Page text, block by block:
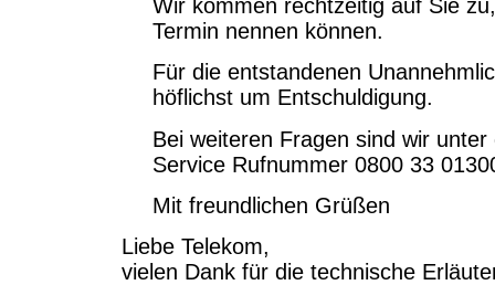
Wir kommen rechtzeitig auf Sie
Termin nennen können.
Für die entstandenen
höflichst um Entschuldigung.
Bei weiteren Fragen sind wir
Service Rufnummer 0800 33
Mit freundlichen Grüßen
Liebe Telekom,
vielen Dank für die technische